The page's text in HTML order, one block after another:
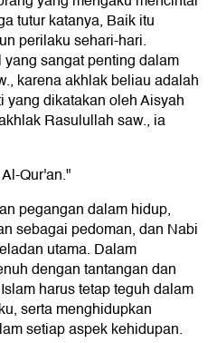
tutur katanya, Baik itu
perilaku sehari-hari.
sangat penting dalam
karena akhlak beliau adalah
yang dikatakan oleh Aisyah
Rasulullah saw., ia
Qur'an."
pegangan dalam hidup,
sebagai pedoman, dan Nabi
utama. Dalam
dengan tantangan dan
harus tetap teguh dalam
serta menghidupkan
setiap aspek kehidupan.